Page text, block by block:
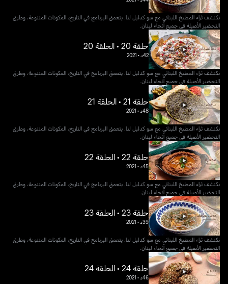
نكتشف ثراء المطبخ اللبناني مع سو كدليل لنا. يتعمق البرنامج في التاريخ، المكونات المتنوعة، وطرق
التحضير الأصيلة في جميع أنحاء لبنان.
حلقة 20 • الحلقة 20
42د •
2021
نكتشف ثراء المطبخ اللبناني مع سو كدليل لنا. يتعمق البرنامج في التاريخ، المكونات المتنوعة، وطرق
التحضير الأصيلة في جميع أنحاء لبنان.
حلقة 21 • الحلقة 21
48د •
2021
نكتشف ثراء المطبخ اللبناني مع سو كدليل لنا. يتعمق البرنامج في التاريخ، المكونات المتنوعة، وطرق
التحضير الأصيلة في جميع أنحاء لبنان.
حلقة 22 • الحلقة 22
45د •
2021
نكتشف ثراء المطبخ اللبناني مع سو كدليل لنا. يتعمق البرنامج في التاريخ، المكونات المتنوعة، وطرق
التحضير الأصيلة في جميع أنحاء لبنان.
حلقة 23 • الحلقة 23
39د •
2021
نكتشف ثراء المطبخ اللبناني مع سو كدليل لنا. يتعمق البرنامج في التاريخ، المكونات المتنوعة، وطرق
التحضير الأصيلة في جميع أنحاء لبنان.
حلقة 24 • الحلقة 24
46د •
2021